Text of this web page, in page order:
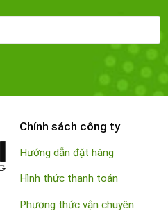
Chính sách công ty
Hướng dẫn đặt hàng
Hình thức thanh toán
Phương thức vận chuyên